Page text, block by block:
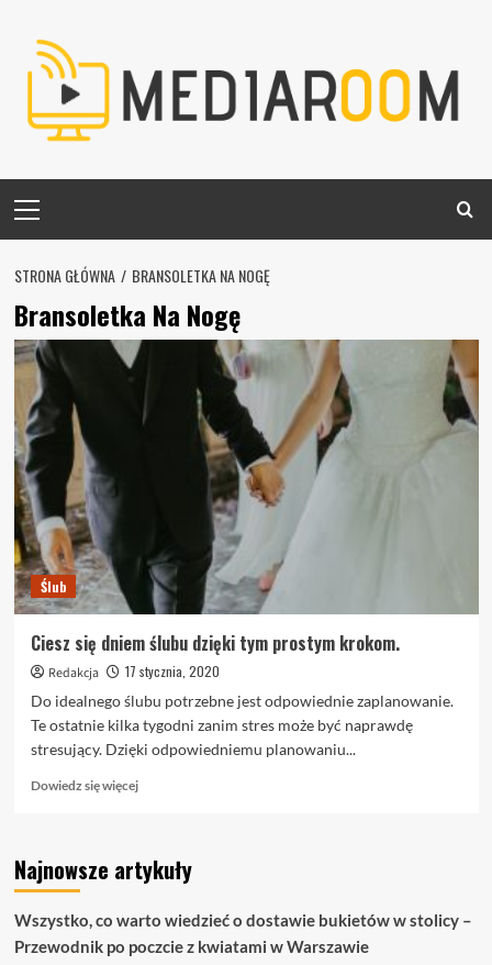
content
Menu
STRONA GŁÓWNA BRANSOLETKA NA NOGĘ
Bransoletka Na Nogę
Ślub
Ciesz się dniem ślubu dzięki tym prostym krokom.
Redakcja
17 stycznia, 2020
Do idealnego ślubu potrzebne jest odpowiednie zaplanowanie.
Te ostatnie kilka tygodni zanim stres może być naprawdę
stresujący. Dzięki odpowiedniemu planowaniu...
Dowiedz się więcejDowiedz
Ciesz
się
ślubu
dzięki
Najnowsze artykuły
Wszystko, co warto wiedzieć o dostawie bukietów w stolicy –
Przewodnik po poczcie z kwiatami w Warszawie